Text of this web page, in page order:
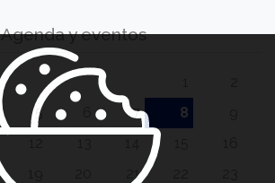
Agenda y eventos
5 7 8
21